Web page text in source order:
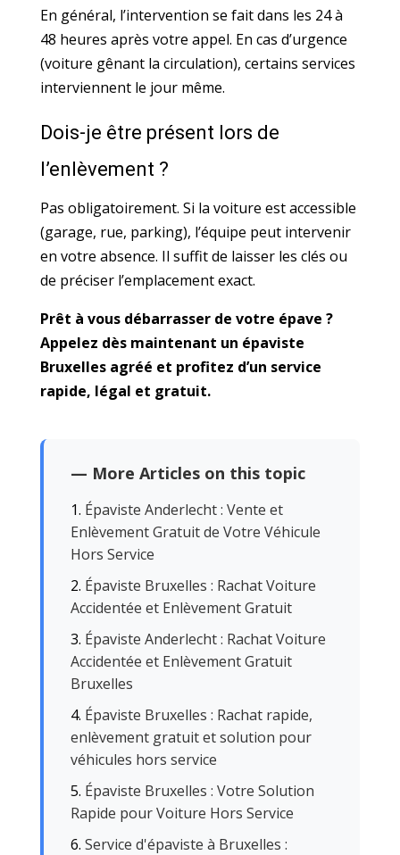
En général, l’intervention se fait dans les 24 à
48 heures après votre appel. En cas d’urgence
(voiture gênant la circulation), certains services
interviennent le jour même.
Dois-je être présent lors de
l’enlèvement ?
Pas obligatoirement. Si la voiture est accessible
(garage, rue, parking), l’équipe peut intervenir
en votre absence. Il suffit de laisser les clés ou
de préciser l’emplacement exact.
Prêt à vous débarrasser de votre épave ?
Appelez dès maintenant un épaviste
Bruxelles agréé et profitez d’un service
rapide, légal et gratuit.
— More Articles on this topic
Épaviste Anderlecht : Vente et
Enlèvement Gratuit de Votre Véhicule
Hors Service
Épaviste Bruxelles : Rachat Voiture
Accidentée et Enlèvement Gratuit
Épaviste Anderlecht : Rachat Voiture
Accidentée et Enlèvement Gratuit
Bruxelles
Épaviste Bruxelles : Rachat rapide,
enlèvement gratuit et solution pour
véhicules hors service
Épaviste Bruxelles : Votre Solution
Rapide pour Voiture Hors Service
Service d'épaviste à Bruxelles :